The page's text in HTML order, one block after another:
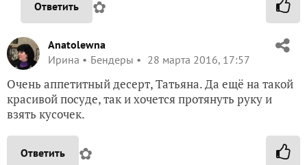
Ответить ✿
Anatolewna
Ирина
Бендеры 28 марта 2016, 17:57
Очень аппетитный десерт, Татьяна. Да ещё на такой
красивой посуде, так и хочется протянуть руку и
взять кусочек.
Ответить ✿